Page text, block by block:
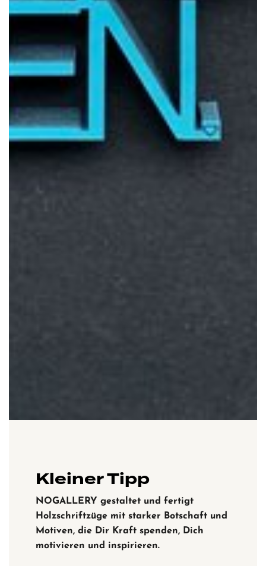
Kleiner Tipp
NOGALLERY gestaltet und fertigt
Holzschriftzüge mit starker Botschaft und
Motiven, die Dir Kraft spenden, Dich
motivieren und inspirieren.